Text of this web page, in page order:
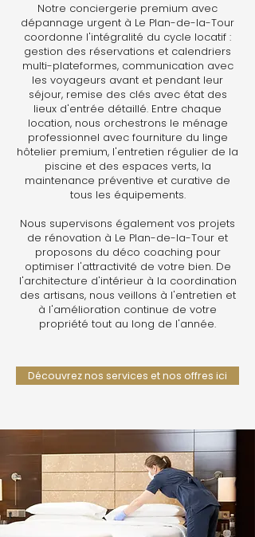
Notre conciergerie premium avec
dépannage urgent à Le Plan-de-la-Tour
coordonne l'intégralité du cycle locatif :
gestion des réservations et calendriers
multi-plateformes, communication avec
les voyageurs avant et pendant leur
séjour, remise des clés avec état des
lieux d'entrée détaillé. Entre chaque
location, nous orchestrons le ménage
professionnel avec fourniture du linge
hôtelier premium, l'entretien régulier de la
piscine et des espaces verts, la
maintenance préventive et curative de
tous les équipements.
Nous supervisons également vos projets
de rénovation à Le Plan-de-la-Tour et
proposons du déco coaching pour
optimiser l'attractivité de votre bien. De
l'architecture d'intérieur à la coordination
des artisans, nous veillons à l'entretien et
à l'amélioration continue de votre
propriété tout au long de l'année.
Découvrez nos services et nos offres ici